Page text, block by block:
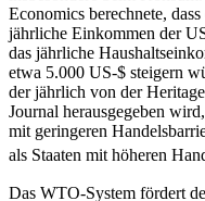
insbesondere beim Konsum.
Economics berechnete,
jährliche Einkommen der
das jährliche
etwa 5.000 US-$ steigern
der jährlich von der
Journal herausgegeben
mit geringeren